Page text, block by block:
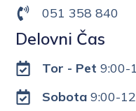
051 358 840
Delovni Čas
Tor - Pet 9:00-
Sobota9:00-